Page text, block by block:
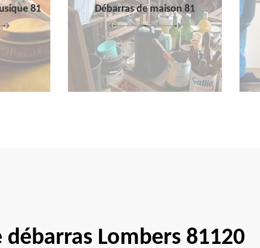
81 Débarras de maison 81
Lombers 81120